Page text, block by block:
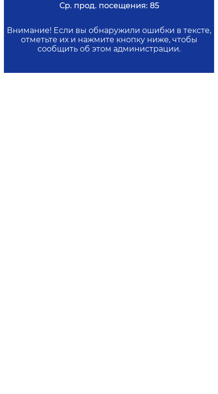
Ср. прод. посещения: 85
Внимание! Если вы обнаружили ошибки в тексте,
отметьте их и нажмите кнопку ниже, чтобы
сообщить об этом администрации.